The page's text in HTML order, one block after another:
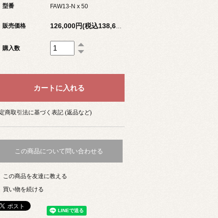
型番 FAW13-N x 50
販売価格
購入数
商取引法に基づく表記 (返品など)
この商品について問い合わせる
この商品を友達に教える
買い物を続ける